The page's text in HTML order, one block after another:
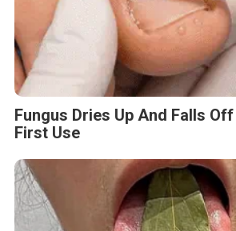
Fungus Dries Up And Falls
First Use